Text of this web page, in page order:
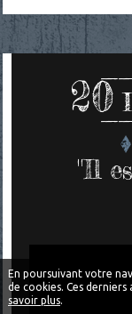
En poursuivant votre
de cookies. Ces
savoir plus.
20
"Il